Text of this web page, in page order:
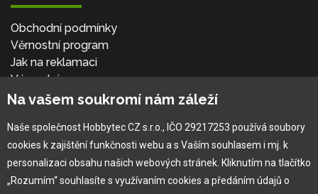
Obchodní podmínky
Věrnostní program
Jak na reklamaci
Výprodej
Kontakt
Na vašem soukromí nám záleží
Naše společnost Hobbytec CZ s.r.o., IČO 29217253 používá soubory
cookies k zajištění funkčnosti webu a s Vaším souhlasem i mj. k
personalizaci obsahu našich webových stránek. Kliknutím na tlačítko
„Rozumím“ souhlasíte s využívaním cookies a předáním údajů o